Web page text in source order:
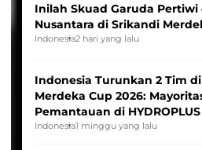
Inilah Skuad Garuda
Nusantara di Srikandi
Indonesia2 hari yang lalu
Indonesia Turunkan 2 Tim
Merdeka Cup 2026:
Pemantauan di
League
Indonesia1 minggu yang lalu